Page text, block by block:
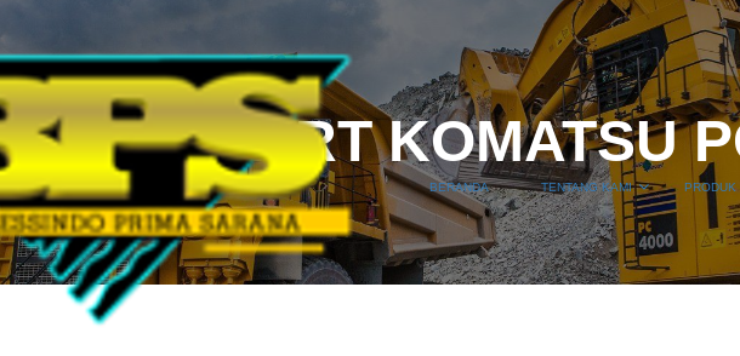
BERANDA TENTANG KAMI PRODUK
SPAREPART KOMATSU